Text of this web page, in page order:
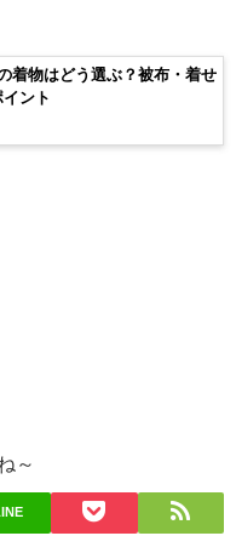
着物はどう選ぶ？被布・着せ
ント
～